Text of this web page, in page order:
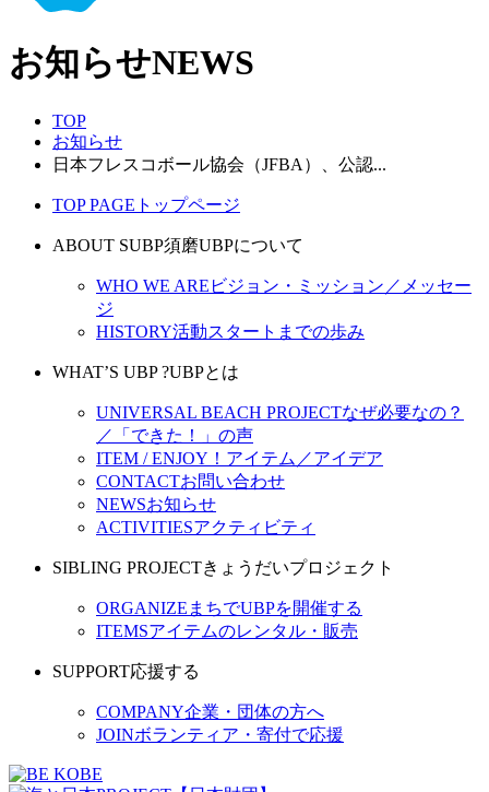
お知らせNEWS
TOP
お知らせ
日本フレスコボール協会（JFBA）、公認...
TOP PAGE トップページ
ABOUT SUBP須磨UBPについて
WHO WE ARE ビジョン・ミッション／メッセー
ジ
HISTORY活動スタートまでの歩み
WHAT’S UBP ?UBPとは
UNIVERSAL BEACH PROJECTなぜ必要なの？
／「できた！」の声
ITEM / ENJOY！ アイテム／アイデア
CONTACTお問い合わせ
NEWSお知らせ
ACTIVITIESアクティビティ
SIBLING PROJECTきょうだいプロジェクト
ORGANIZE まちでUBPを開催する
ITEMSアイテムのレンタル・販売
SUPPORT応援する
COMPANY企業・団体の方へ
JOINボランティア・寄付で応援